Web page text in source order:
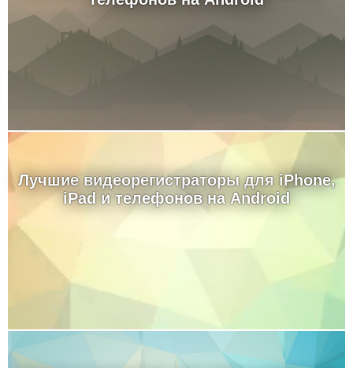
Лучшие видеорегистраторы для iPhone,
iPad и телефонов на Android